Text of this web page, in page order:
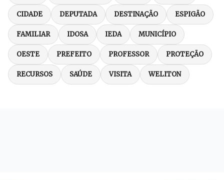
CIDADE DEPUTADA DESTINAÇÃO ESPIGÃO
FAMILIAR IDOSA IEDA MUNICÍPIO
OESTE PREFEITO PROFESSOR PROTEÇÃO
RECURSOS SAÚDE VISITA WELITON